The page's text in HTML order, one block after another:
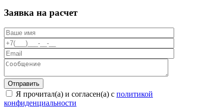
Заявка на расчет
Я прочитал(а) и согласен(а) с политикой
конфиденциальности